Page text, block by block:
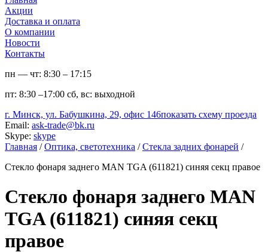
Акции
Доставка и оплата
О компании
Новости
Контакты
пн — чт: 8:30 – 17:15
пт: 8:30 –17:00 сб, вс: выходной
г. Минск, ул. Бабушкина, 29, офис 146показать схему проезда
Email: ask-trade@bk.ru
Skype: skype
Главная / Оптика, светотехника / Стекла задних фонарей /
Стекло фонаря заднего MAN TGA (611821) синяя секц правое
Стекло фонаря заднего MAN
TGA (611821) синяя секц
правое